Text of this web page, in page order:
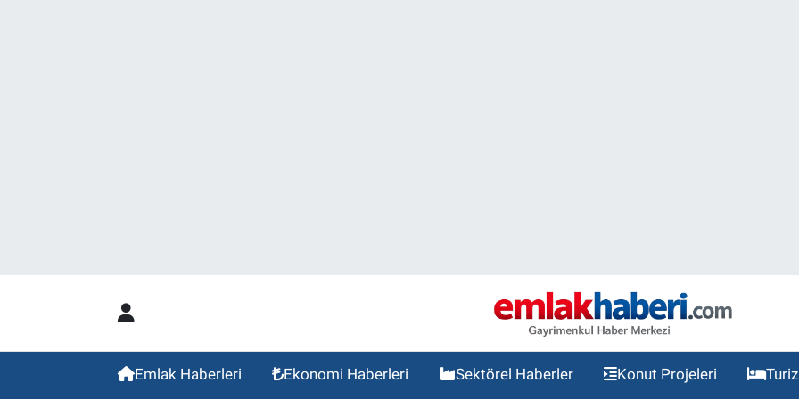
Emlak Haberleri Ekonomi Haberleri Sektörel Haberler Konut Projeleri